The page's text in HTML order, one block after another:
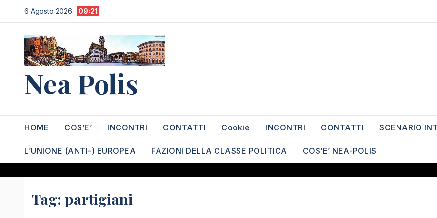
al
contenuto
6 Agosto 2026 09:21
Nea Polis
HOME COS’E’ INCONTRI CONTATTI Cookie INCONTRI CONTATTI SCENARIO
L’UNIONE (ANTI-) EUROPEA FAZIONI DELLA CLASSE POLITICA COS’E’ NEA-POLIS
Tag: partigiani